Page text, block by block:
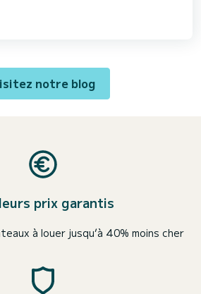
notre blog
prix garantis
à louer jusqu’à 40% moins cher